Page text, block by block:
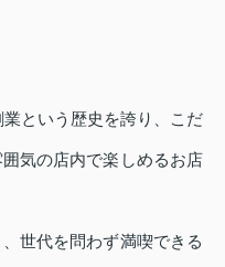
業という歴史を誇り、こだ
気の店内で楽しめるお店
世代を問わず満喫できる